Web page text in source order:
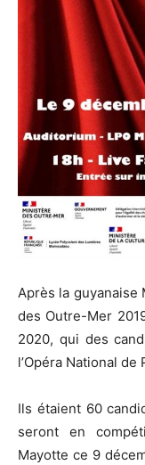
Après la guyanaise
des Outre-Mer
2020, qui des
l’Opéra National de
Ils étaient 60
seront en
Mayotte ce 9